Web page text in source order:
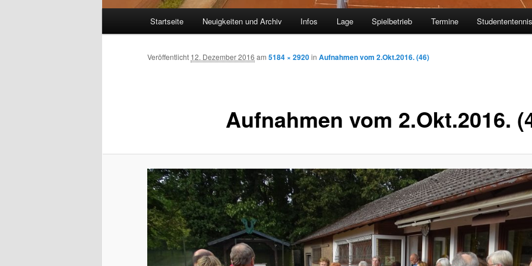
Startseite Neuigkeiten und Archiv Infos Lage Spielbetrieb Termine Studententennis
Aufnahmen vom 2.Okt.2016.
Veröffentlicht 12. Dezember 2016 am 5184 × 2920in Aufnahmen vom 2.Okt.2016. (46)